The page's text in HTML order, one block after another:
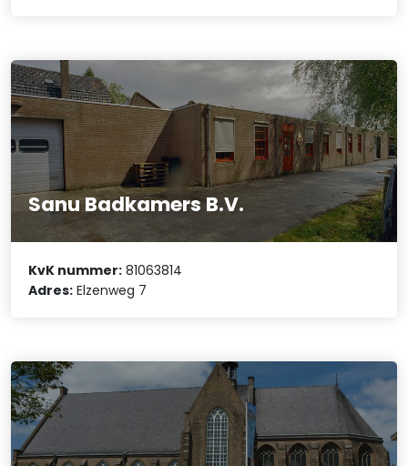
Sanu Badkamers B.V.
KvK nummer: 81063814
Adres: Elzenweg 7